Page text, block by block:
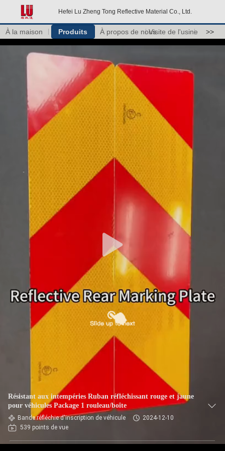
Hefei Lu Zheng Tong Reflective Material Co., Ltd.
À la maison Produits À propos de nousVisite de l'usine >>
Résistant aux intempéries Ruban réfléchissant rouge et jaune
pour véhicules Package 1 rouleau/boîte
Bande réfléchie d'inscription de véhicule
2024-12-10
539 points de vue